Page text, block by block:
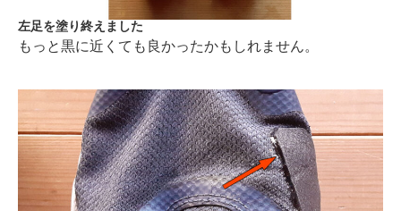
左足を塗り終えました
もっと黒に近くても良かったかもしれません。